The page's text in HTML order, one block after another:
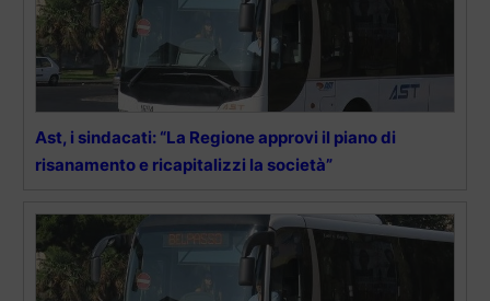
Ast, i sindacati: “La Regione approvi il piano di
risanamento e ricapitalizzi la società”